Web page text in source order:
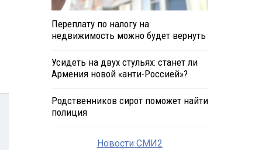
Переплату по налогу на
недвижимость можно будет вернуть
Усидеть на двух стульях: станет ли
Армения новой «анти-Россией»?
Родственников сирот поможет найти
полиция
Новости СМИ2